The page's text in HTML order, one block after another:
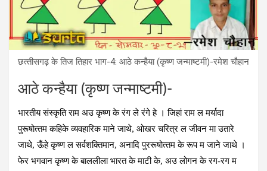
छत्‍तीसगढ़ के तिज तिहार भाग-4: आठे कन्‍हैया (कृष्‍ण जन्‍माष्‍टमी)-रमेश चौहान
आठे कन्‍हैया (कृष्‍ण जन्‍माष्‍टमी)-
भारतीय संस्‍कृति राम अउ कृष्‍ण के रंग ले रंगे हे । जिहां राम ल मर्यादा
पुरूषोत्‍तम कहिके व्‍यवहारिक माने जाथे, ओखर चरित्र ल जीवन मा उतारे
जाथे, ऊँहे कृष्‍ण ल सर्वशक्तिमान, अनादि पुररूषोत्‍तम के रूप म जाने जाथे ।
फेर भगवान कृष्‍ण के बाललीला भारत के माटी के, अउ लोगन के रग-रग म